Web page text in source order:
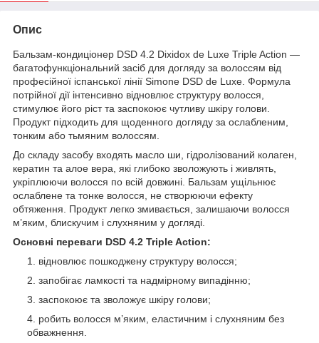
Опис
Бальзам-кондиціонер DSD 4.2 Dixidox de Luxe Triple Action —
багатофункціональний засіб для догляду за волоссям від
професійної іспанської лінії Simone DSD de Luxe. Формула
потрійної дії інтенсивно відновлює структуру волосся,
стимулює його ріст та заспокоює чутливу шкіру голови.
Продукт підходить для щоденного догляду за ослабленим,
тонким або тьмяним волоссям.
До складу засобу входять масло ши, гідролізований колаген,
кератин та алое вера, які глибоко зволожують і живлять,
укріплюючи волосся по всій довжині. Бальзам ущільнює
ослаблене та тонке волосся, не створюючи ефекту
обтяження. Продукт легко змивається, залишаючи волосся
м’яким, блискучим і слухняним у догляді.
Основні переваги DSD 4.2 Triple Action:
відновлює пошкоджену структуру волосся;
запобігає ламкості та надмірному випадінню;
заспокоює та зволожує шкіру голови;
робить волосся м’яким, еластичним і слухняним без
обважнення.